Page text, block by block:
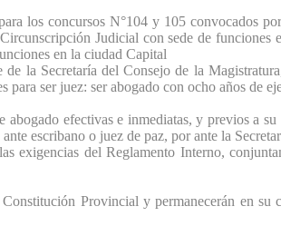
los concursos N°104 y 105 convocados
Judicial con sede de
en la ciudad Capital
la Secretaría del Consejo de la
ser juez: ser abogado con ocho años de
efectivas e inmediatas, y previos a
escribano o juez de paz, por ante la
exigencias del Reglamento Interno,
Provincial y permanecerán en